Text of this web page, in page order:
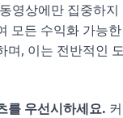
영상에만 집중하
모든 수익화 가능
, 이는 전반적인
를 우선시하세요.